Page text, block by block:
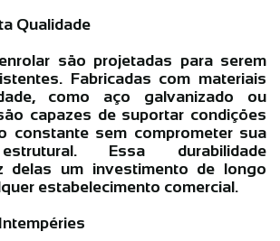
Qualidade
são projetadas para serem
Fabricadas com materiais
como aço galvanizado ou
capazes de suportar condições
constante sem comprometer sua
Essa durabilidade
delas um investimento de longo
estabelecimento comercial.